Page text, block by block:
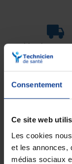
Consentement
Ce site web
Les cookies
et les annonces,
médias sociaux
Livraison
En magasin
En France à domicile à
d'achats
soignée et